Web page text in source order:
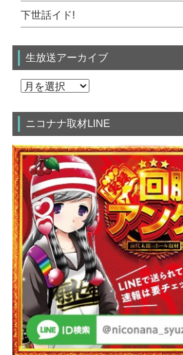
下世話イド!
生放送アーカイブ
ニコナナ取材LINE